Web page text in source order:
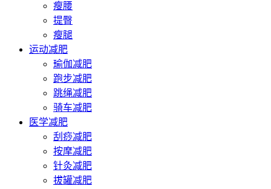
瘦腰
提臀
瘦腿
运动减肥
瑜伽减肥
跑步减肥
跳绳减肥
骑车减肥
医学减肥
刮痧减肥
按摩减肥
针灸减肥
拔罐减肥